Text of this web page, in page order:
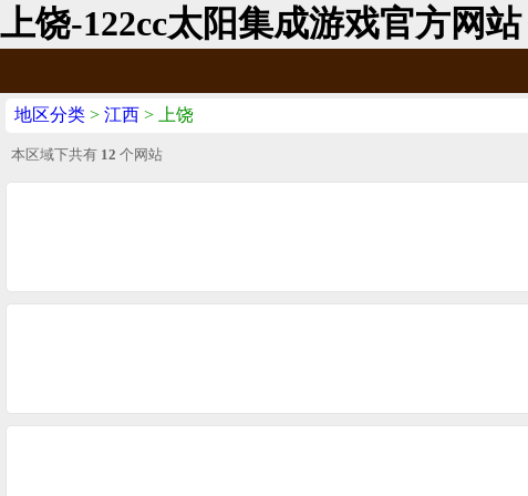
上饶-122cc太阳集成游戏官方网站
地区分类 > 江西 > 上饶
本区域下共有 12 个网站